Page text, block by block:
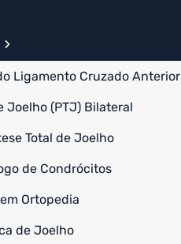
Ligamento Cruzado Anterior
Joelho (PTJ) Bilateral
Total de Joelho
de Condrócitos
Ortopedia
de Joelho
Solicite um Orçamento